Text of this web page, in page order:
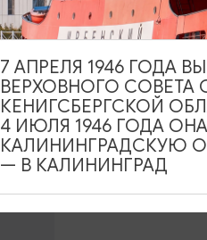
7 АПРЕЛЯ 1946 ГОДА
ВЕРХОВНОГО СОВЕТА
КЕНИГСБЕРГСКОЙ
4 ИЮЛЯ 1946 ГОДА
КАЛИНИНГРАДСКУЮ
— В КАЛИНИНГРАД